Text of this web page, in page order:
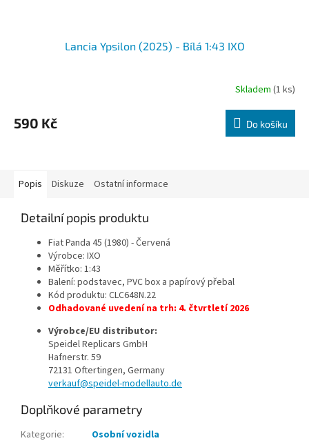
Lancia Ypsilon (2025) - Bílá 1:43 IXO
Skladem (1 ks)
590 Kč Do košíku
Popis Diskuze Ostatní informace
Detailní popis produktu
Fiat Panda 45 (1980) - Červená
Výrobce: IXO
Měřítko: 1:43
Balení: podstavec, PVC box a papírový přebal
Kód produktu: CLC648N.22
Odhadované uvedení na trh: 4. čtvrtletí 2026
Výrobce/EU distributor:
Speidel Replicars GmbH
Hafnerstr. 59
72131 Oftertingen, Germany
verkauf@speidel-modellauto.de
Doplňkové parametry
Kategorie:
Osobní vozidla